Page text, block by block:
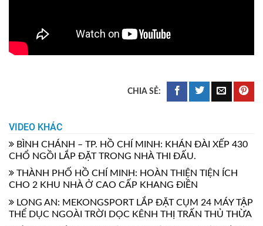
VIDEO KHÁC
BÌNH CHÁNH – TP. HỒ CHÍ MINH: KHÁN ĐÀI XẾP 430
CHỔ NGỒI LẮP ĐẶT TRONG NHÀ THI ĐẤU.
THÀNH PHỐ HỒ CHÍ MINH: HOÀN THIỆN TIỆN ÍCH
CHO 2 KHU NHÀ Ở CAO CẤP KHANG ĐIỀN
LONG AN: MEKONGSPORT LẮP ĐẶT CỤM 24 MÁY TẬP
THỂ DỤC NGOÀI TRỜI DỌC KÊNH THỊ TRẤN THỦ THỪA